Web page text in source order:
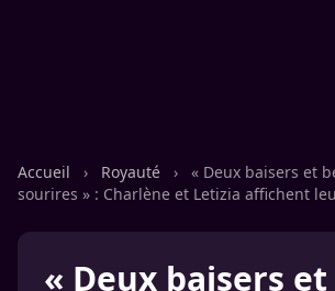
Accueil › Royauté ›
« Deux baisers et
sourires » : Charlène et Letizia affichent
« Deux baisers et